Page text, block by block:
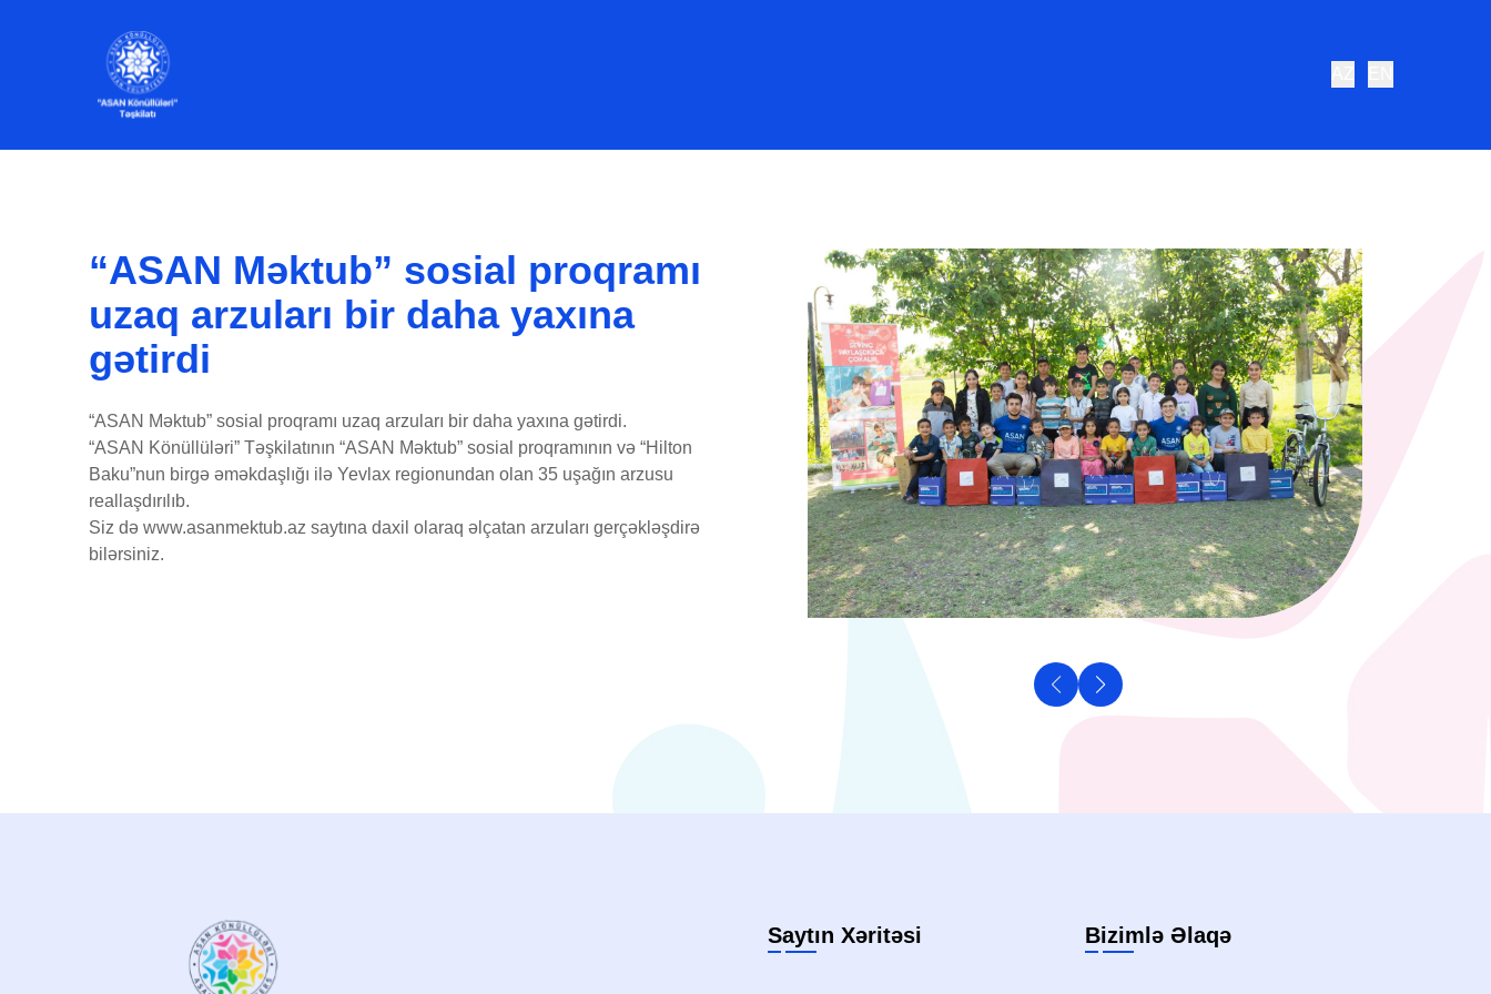
“ASAN Məktub” sosial proqramı
uzaq arzuları bir daha yaxına
gətirdi
“ASAN Məktub” sosial proqramı uzaq arzuları bir daha yaxına gətirdi.
“ASAN Könüllüləri” Təşkilatının “ASAN Məktub” sosial proqramının və “Hilton
Baku”nun birgə əməkdaşlığı ilə Yevlax regionundan olan 35 uşağın arzusu
reallaşdırılıb.
Siz də www.asanmektub.az saytına daxil olaraq əlçatan arzuları gerçəkləşdirə
bilərsiniz.
Saytın Xəritəsi Bizimlə Əlaqə